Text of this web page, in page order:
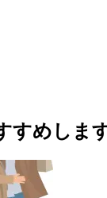
すめしま